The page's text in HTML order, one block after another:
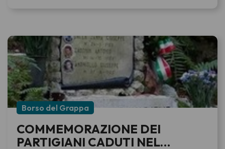
Borso del Grappa
COMMEMORAZIONE DEI
PARTIGIANI CADUTI NEL